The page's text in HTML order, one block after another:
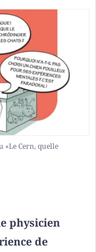
Cern, quelle
physicien
de